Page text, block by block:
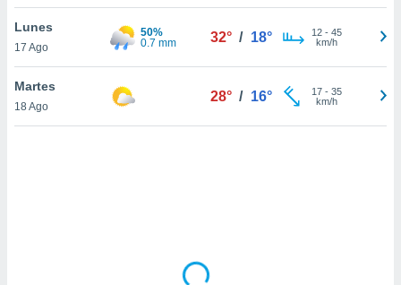
sean
para
ni para
Lunes
17 Ago
50%
0.7 mm
32° / 18° 12- 45
km/h
Martes
18 Ago
28° / 16° 17- 35
km/h